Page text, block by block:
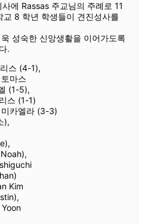
에 Rassas 주교님의 주례로 11
교 8 학년 학생들이 견진성사를
성숙한 신앙생활을 이어가도록
.
스 (4-1),
마스
(1-5),
스 (1-1)
카엘라 (3-3)
),
Kim